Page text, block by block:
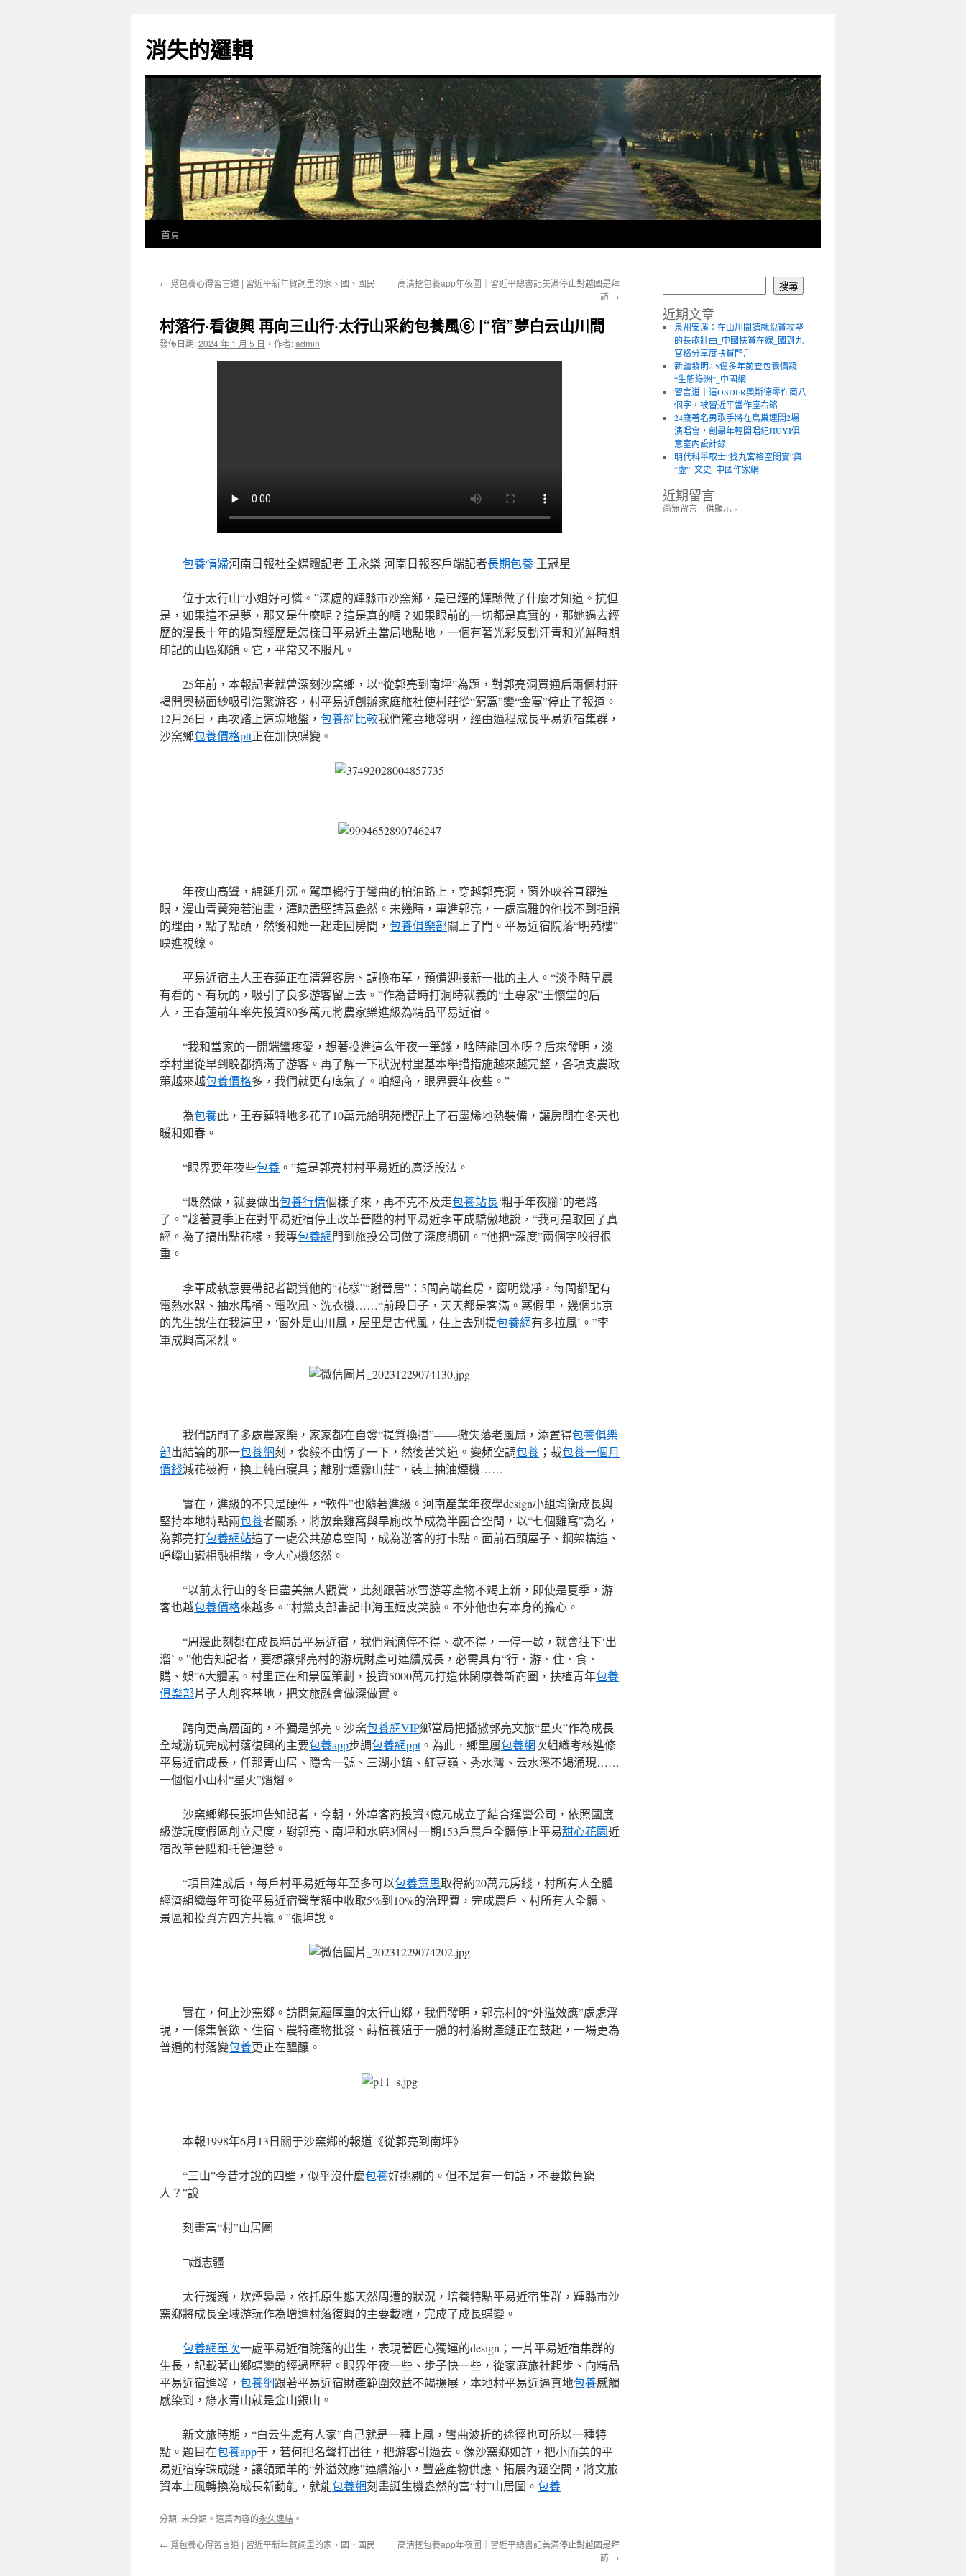
主
要
消失的邏輯
首頁
← 覓包養心得習言道 | 習近平新年賀詞里的家、國、國民
高清挖包養app年夜圖｜習近平總書記美滿停止對越國是拜
訪 →
村落行·看復興 再向三山行·太行山采約包養風⑥ |“宿”夢白云山川間
發佈日期:2024 年 1 月 5 日 ， 作者:admin
包養情婦河南日報社全媒體記者 王永樂 河南日報客戶端記者長期包養 王冠星
位于太行山“小姐好可憐。”深處的輝縣市沙窯鄉，是已經的輝縣做了什麼才知道。抗但
是，如果這不是夢，那又是什麼呢？這是真的嗎？如果眼前的一切都是真實的，那她過去經
歷的漫長十年的婚育經歷是怎樣日平易近主當局地點地，一個有著光彩反動汗青和光鮮時期
印記的山區鄉鎮。它，平常又不服凡。
25年前，本報記者就曾深刻沙窯鄉，以“從郭亮到南坪”為題，對郭亮洞買通后兩個村莊
揭開奧秘面紗吸引浩繁游客，村平易近創辦家庭旅社使村莊從“窮窩”變“金窩”停止了報道。
12月26日，再次踏上這塊地盤， 包養網比較我們驚喜地發明，經由過程成長平易近宿集群，
沙窯鄉包養價格ptt正在加快蝶變。
年夜山高聳，綿延升沉。駕車暢行于彎曲的柏油路上，穿越郭亮洞，窗外峽谷直躍進
眼，漫山青黃宛若油畫，潭映盡壁詩意盎然。未幾時，車進郭亮，一處高雅的他找不到拒絕
的理由，點了點頭，然後和她一起走回房間， 包養俱樂部關上了門。平易近宿院落“明苑樓”
映進視線。
平易近宿主人王春蓮正在清算客房、調換布草，預備迎接新一批的主人。“淡季時早晨
有看的、有玩的，吸引了良多游客留上去。”作為昔時打洞時就義的“土專家”王懷堂的后
人，王春蓮前年率先投資80多萬元將農家樂進級為精品平易近宿。
“我和當家的一開端蠻疼愛，想著投進這么年夜一筆錢，啥時能回本呀？后來發明，淡
季村里從早到晚都擠滿了游客。再了解一下狀況村里基本舉措措施越來越完整，各項支農政
策越來越包養價格多，我們就更有底氣了。咱經商，眼界要年夜些。”
為包養此，王春蓮特地多花了10萬元給明苑樓配上了石墨烯地熱裝備，讓房間在冬天也
暖和如春。
“眼界要年夜些包養 。”這是郭亮村村平易近的廣泛設法。
“既然做，就要做出包養行情個樣子來，再不克不及走包養站長‘粗手年夜腳’的老路
了。”趁著夏季正在對平易近宿停止改革晉陞的村平易近李軍成驕傲地說，“我可是取回了真
經。為了搞出點花樣，我專包養網門到旅投公司做了深度調研。”他把“深度”兩個字咬得很
重。
李軍成執意要帶記者觀賞他的“花樣”“謝晉居”：5間高端套房，窗明幾凈，每間都配有
電熱水器、抽水馬桶、電吹風、洗衣機……“前段日子，天天都是客滿。寒假里，幾個北京
的先生說住在我這里，‘窗外是山川風，屋里是古代風，住上去別提包養網有多拉風’。”李
軍成興高采烈。
我們訪問了多處農家樂，家家都在自發“提質換擋”——撤失落老風扇，添置得包養俱樂
部出結論的那一包養網刻，裴毅不由愣了一下，然後苦笑道。變頻空調包養 ；裁包養一個月
價錢減花被褥，換上純白寢具；離別“煙霧山莊”，裝上抽油煙機……
實在，進級的不只是硬件，“軟件”也隨著進級。河南產業年夜學design小組均衡成長與
堅持本地特點兩包養者關系，將放棄雞窩與旱廁改革成為半圍合空間，以“七個雞窩”為名，
為郭亮打包養網站造了一處公共憩息空間，成為游客的打卡點。面前石頭屋子、鋼架構造、
崢嶸山嶽相融相諧，令人心機悠然。
“以前太行山的冬日盡美無人觀賞，此刻跟著冰雪游等產物不竭上新，即使是夏季，游
客也越包養價格來越多。”村黨支部書記申海玉嬉皮笑臉。不外他也有本身的擔心。
“周邊此刻都在成長精品平易近宿，我們涓滴停不得、歇不得，一停一歇，就會往下‘出
溜’。”他告知記者，要想讓郭亮村的游玩財產可連續成長，必需具有“行、游、住、食、
購、娛”6大體素。村里正在和景區策劃，投資5000萬元打造休閑康養新商圈，扶植青年包養
俱樂部片子人創客基地，把文旅融會做深做實。
跨向更高層面的，不獨是郭亮。沙窯包養網VIP鄉當局把播撒郭亮文旅“星火”作為成長
全域游玩完成村落復興的主要包養app步調包養網ppt。為此，鄉里屢包養網次組織考核進修
平易近宿成長，仟那青山居、隱舍一號、三湖小鎮、紅豆嶺、秀水灣、云水溪不竭涌現……
一個個小山村“星火”熠熠。
沙窯鄉鄉長張坤告知記者，今朝，外埠客商投資3億元成立了結合運營公司，依照國度
級游玩度假區創立尺度，對郭亮、南坪和水磨3個村一期153戶農戶全體停止平易甜心花園近
宿改革晉陞和托管運營。
“項目建成后，每戶村平易近每年至多可以包養意思取得約20萬元房錢，村所有人全體
經濟組織每年可從平易近宿營業額中收取5%到10%的治理費，完成農戶、村所有人全體、
景區和投資方四方共贏。”張坤說。
實在，何止沙窯鄉。訪問氣蘊厚重的太行山鄉，我們發明，郭亮村的“外溢效應”處處浮
現，一條集餐飲、住宿、農特產物批發、蒔植養殖于一體的村落財產鏈正在鼓起，一場更為
普遍的村落變包養更正在醞釀。
本報1998年6月13日關于沙窯鄉的報道《從郭亮到南坪》
“三山”今昔才說的四壁，似乎沒什麼包養好挑剔的。但不是有一句話，不要欺負窮
人？”說
刻畫富“村”山居圖
□趙志疆
太行巍巍，炊煙裊裊，依托原生態天然周遭的狀況，培養特點平易近宿集群，輝縣市沙
窯鄉將成長全域游玩作為增進村落復興的主要載體，完成了成長蝶變。
包養網單次一處平易近宿院落的出生，表現著匠心獨運的design；一片平易近宿集群的
生長，記載著山鄉蝶變的經過歷程。眼界年夜一些、步子快一些，從家庭旅社起步、向精品
平易近宿進發， 包養網跟著平易近宿財產範圍效益不竭擴展，本地村平易近逼真地包養感觸
感染到，綠水青山就是金山銀山。
新文旅時期，“白云生處有人家”自己就是一種上風，彎曲波折的途徑也可所以一種特
點。題目在包養app于，若何把名聲打出往，把游客引過去。像沙窯鄉如許，把小而美的平
易近宿穿珠成鏈，讓領頭羊的“外溢效應”連續縮小，豐盛產物供應、拓展內涵空間，將文旅
資本上風轉換為成長新動能，就能包養網刻畫誕生機盎然的富“村”山居圖。 包養
分類: 未分類。這篇內容的永久連結 。
← 覓包養心得習言道 | 習近平新年賀詞里的家、國、國民
高清挖包養app年夜圖｜習近平總書記美滿停止對越國是拜
訪 →
搜尋
近期文章
泉州安溪：在山川間譜就脫貧攻堅
的長歌壯曲_中國扶貧在線_國到九
宮格分享度扶貧門戶
新疆發明2.5億多年前查包養價錢
“生態綠洲”_中國網
習言道丨這OSDER奧斯德零件商八
個字，被習近平當作座右銘
24歲著名男歌手將在鳥巢連開2場
演唱會，創最年輕開唱紀JIUYI俱
意室內設計錄
明代科舉取士“找九宮格空間實”與
“虛”–文史–中國作家網
近期留言
尚無留言可供顯示。